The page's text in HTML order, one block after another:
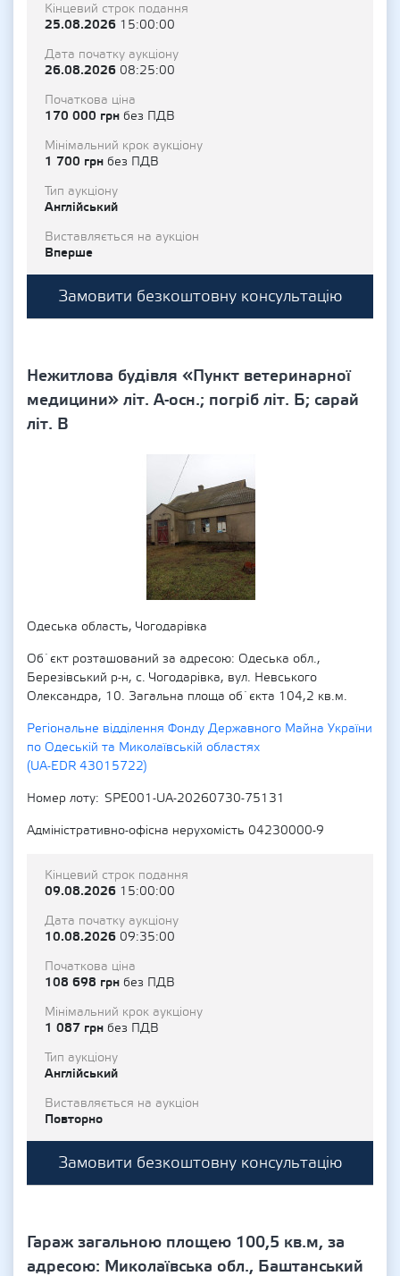
Кінцевий строк подання
25.08.2026 15:00:00
Дата початку аукціону
26.08.2026 08:25:00
Початкова ціна
170 000 грн без ПДВ
Мінімальний крок аукціону
1 700 грн без ПДВ
Тип аукціону
Англійський
Виставляється на аукціон
Вперше
Замовити безкоштовну консультацію
Нежитлова будівля «Пункт ветеринарної
медицини» літ. А-осн.; погріб літ. Б; сарай
літ. В
Одеська область, Чогодарівка
Об`єкт розташований за адресою: Одеська обл.,
Березівський р-н, с. Чогодарівка, вул. Невського
Олександра, 10. Загальна площа об`єкта 104,2 кв.м.
Регіональне відділення Фонду Державного Майна України
по Одеській та Миколаївській областях
(UA-EDR 43015722)
Номер лоту
SPE001-UA-20260730-75131
Адміністративно-офісна нерухомість 04230000-9
Кінцевий строк подання
09.08.2026 15:00:00
Дата початку аукціону
10.08.2026 09:35:00
Початкова ціна
108 698 грн без ПДВ
Мінімальний крок аукціону
1 087 грн без ПДВ
Тип аукціону
Англійський
Виставляється на аукціон
Повторно
Замовити безкоштовну консультацію
Гараж загальною площею 100,5 кв.м, за
адресою: Миколаївська обл., Баштанський